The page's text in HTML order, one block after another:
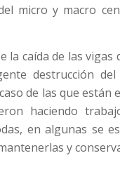
micro y macro
la caída de las
destrucción
de las que están
haciendo
en algunas se
y